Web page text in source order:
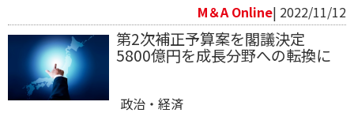
M＆A Online| 2022/11/12
第2次補正予算案を閣議決定
5800億円を成長分野への転換に
政治・経済